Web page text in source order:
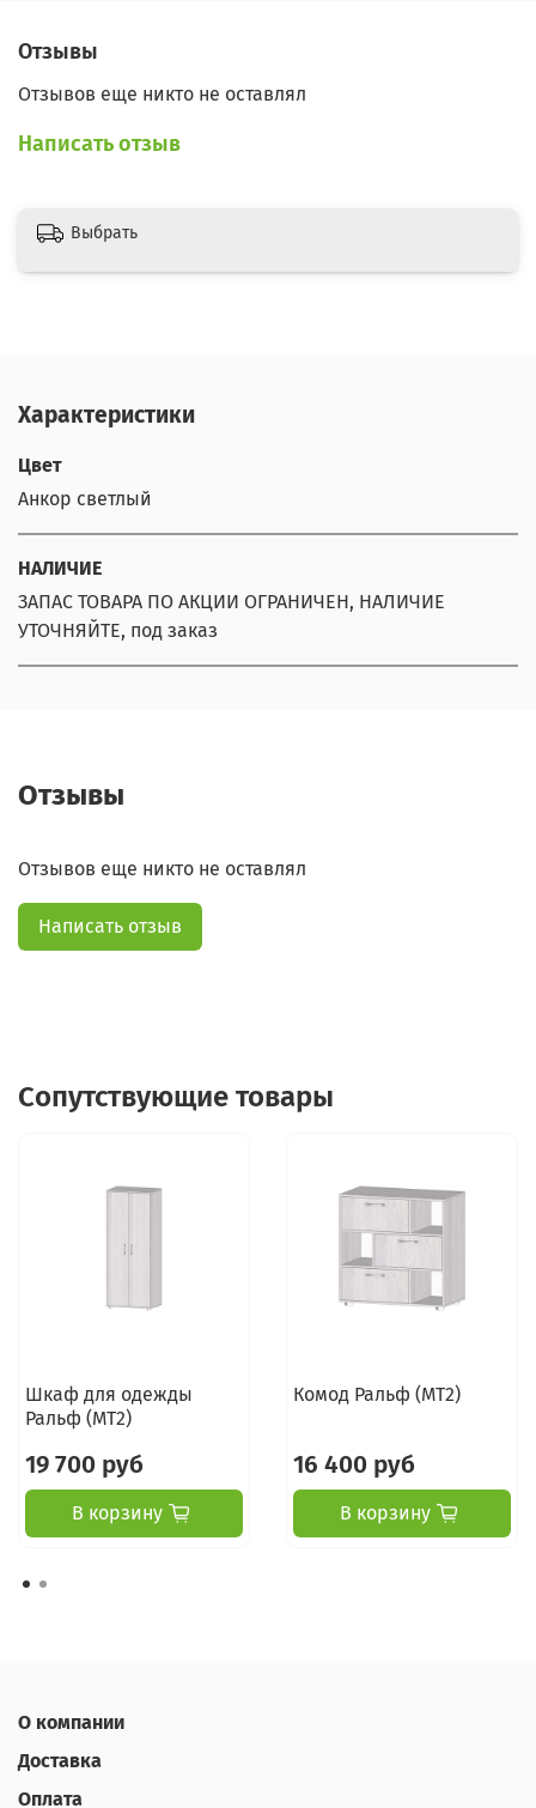
Отзывы
Отзывов еще никто не оставлял
Написать отзыв
Выбрать
Характеристики
Цвет
Анкор светлый
НАЛИЧИЕ
ЗАПАС ТОВАРА ПО АКЦИИ ОГРАНИЧЕН, НАЛИЧИЕ
УТОЧНЯЙТЕ, под заказ
Отзывы
Отзывов еще никто не оставлял
Написать отзыв
Сопутствующие товары
Шкаф для одежды
Ральф (МТ2)
19 700 руб
В корзину
Комод Ральф (МТ2)
16 400 руб
В корзину
О компании
Доставка
Оплата